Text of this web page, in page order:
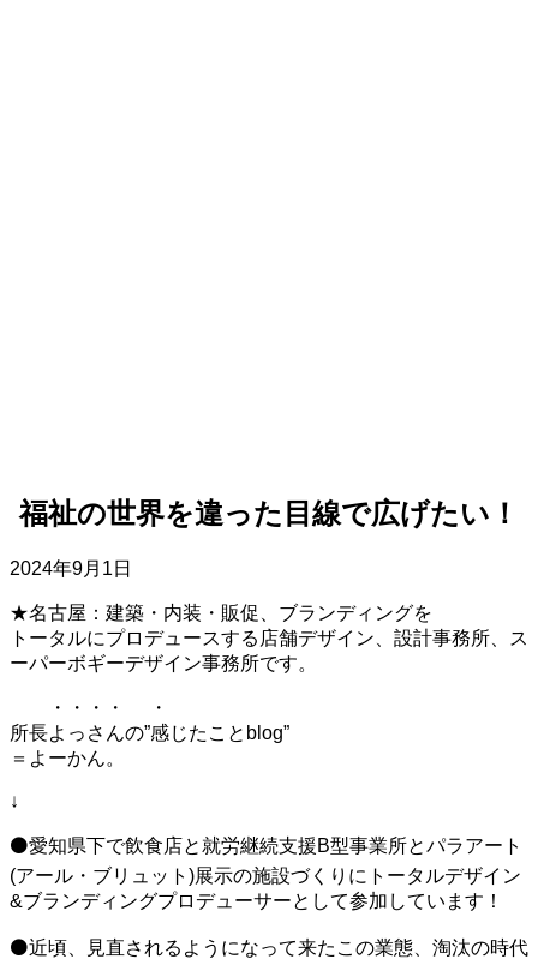
福祉の世界を違った目線で広げたい！
2024年9月1日
★名古屋：建築・内装・販促、ブランディングを
トータルにプロデュースする店舗デザイン、設計事務所、ス
ーパーボギーデザイン事務所です。
・・・・ ・
所長よっさんの”感じたことblog”
＝よーかん。
↓
︎⚫愛知県下で飲食店と就労継続支援B型事業所とパラアート
(アール・ブリュット)展示の施設づくりにトータルデザイン
&ブランディングプロデューサーとして参加しています！
︎⚫近頃、見直されるようになって来たこの業態、淘汰の時代